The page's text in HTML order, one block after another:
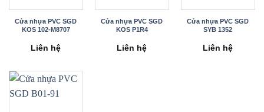
Cửa nhựa PVC SGD
KOS 102-M8707
Liên hệ
Cửa nhựa PVC SGD
KOS P1R4
Liên hệ
Cửa nhựa PVC SGD
SYB 1352
Liên hệ